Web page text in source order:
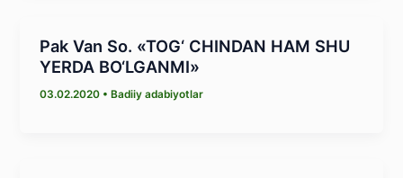
Pak Van So. «TOG‘ CHINDAN HAM SHU
YERDA BO‘LGANMI»
03.02.2020 • Badiiy adabiyotlar